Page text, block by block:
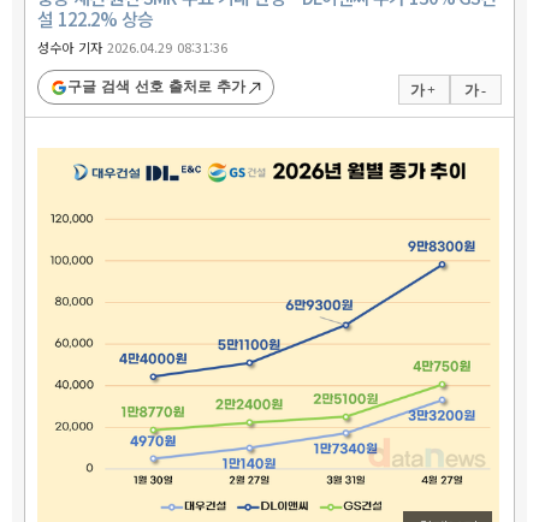
설 122.2% 상승
성수아 기자2026.04.29 08:31:36
가 + 가 -
구글 검색 선호 출처로 추가